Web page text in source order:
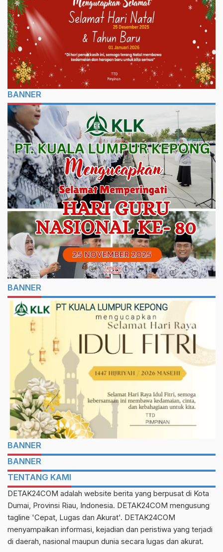
BANNER
BANNER
BANNER
BANNER
TENTANG KAMI
DETAK24COM adalah website berita yang berpusat di Kota
Dumai, Provinsi Riau, Indonesia. DETAK24COM mengusung
tagline 'Cepat, Lugas dan Akurat'. DETAK24COM
menyampaikan informasi, kejadian dan peristiwa yang terjadi
di daerah, nasional maupun dunia secara lugas dan akurat.